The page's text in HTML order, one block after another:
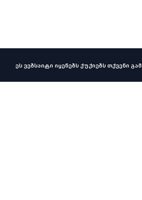
ეს ვებსაიტი იყენებს ქუქიებს თქვენი